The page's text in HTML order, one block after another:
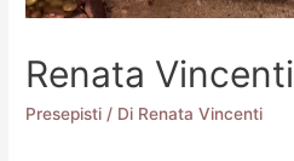
Renata Vincenti
Presepisti / Di Renata Vincenti